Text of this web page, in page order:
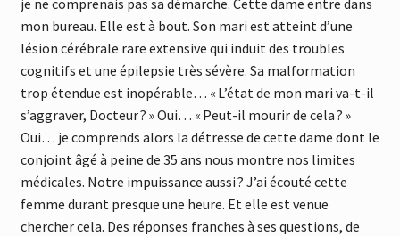
mon bureau. Elle est à bout. Son mari est atteint d’une
lésion cérébrale rare extensive qui induit des troubles
cognitifs et une épilepsie très sévère. Sa malformation
trop étendue est inopérable… « L’état de mon mari va-t-il
s’aggraver, Docteur ? » Oui… « Peut-il mourir de cela ? »
Oui… je comprends alors la détresse de cette dame dont le
conjoint âgé à peine de 35 ans nous montre nos limites
médicales. Notre impuissance aussi ? J’ai écouté cette
femme durant presque une heure. Et elle est venue
chercher cela. Des réponses franches à ses questions, de